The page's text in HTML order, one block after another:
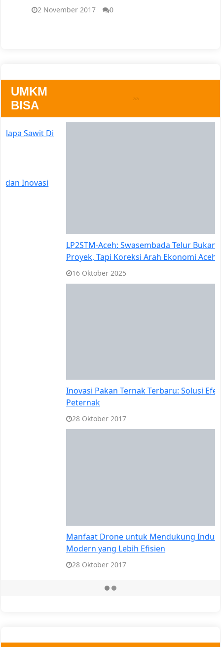
2 November 2017 0
UMKM
BISA
LP2STM-Aceh: Swasembada Telur Bukan Sekadar
Inovasi Pakan Ternak Terbaru: Solusi Efektif dari Para
Manfaat Drone untuk Mendukung Industri Pertanian
Modern yang Lebih Efisien
28 Oktober 2017